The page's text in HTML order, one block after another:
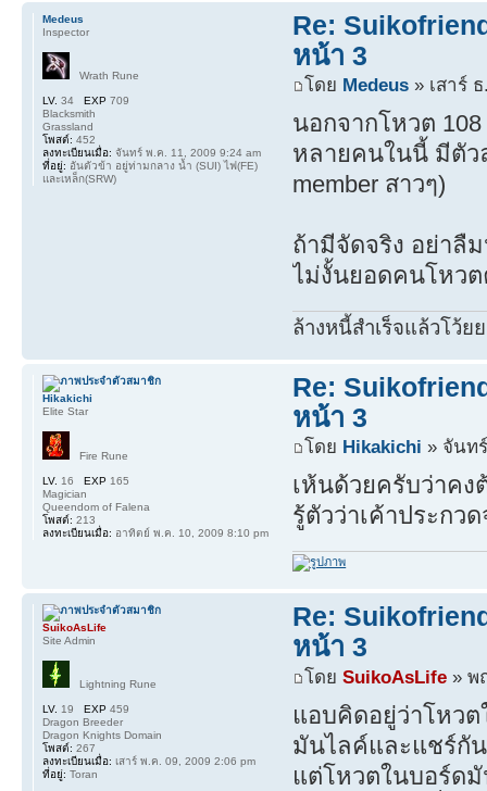
Re:
หน้า 3
โดย Medeus » เสาร์
นอกจากโหวต
หลายคนในนี้ มีตัว
member สาวๆ)
ถ้ามีจัดจริง อย่าลื
ไม่งั้นยอดคนโหวต
ล้างหนี้สำเร็จแล้วโว้ย
Medeus
Inspector
Wrath Rune
LV. 34 EXP 709
Blacksmith
Grassland
โพสต์: 452
ลงทะเบียนเมื่อ: จันทร์ พ.ค. 11, 2009 9:24 am
ที่อยู่: อันตัวข้า อยู่ท่ามกลาง น้ำ (SUI) ไฟ(FE)
และเหล็ก(SRW)
Re:
หน้า 3
โดย Hikakichi » จันท
เห้นด้วยครับว่าคง
รู้ตัวว่าเค้าประกว
Hikakichi
Elite Star
Fire Rune
LV. 16 EXP 165
Magician
Queendom of Falena
โพสต์: 213
ลงทะเบียนเมื่อ: อาทิตย์ พ.ค. 10, 2009 8:10 pm
Re:
หน้า 3
โดยSuikoAsLife » พ
แอบคิดอยู่ว่าโหว
มันไลค์และแชร์กัน
แต่โหวตในบอร์ด
SuikoAsLife
Site Admin
Lightning Rune
LV. 19 EXP 459
Dragon Breeder
Dragon Knights Domain
โพสต์: 267
ลงทะเบียนเมื่อ: เสาร์ พ.ค. 09, 2009 2:06 pm
ที่อยู่: Toran